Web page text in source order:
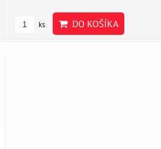
ks DO KOŠÍKA